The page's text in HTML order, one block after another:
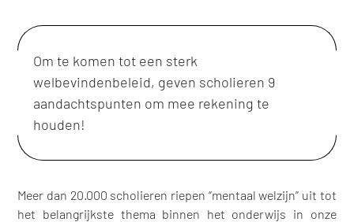
Om te komen tot een sterk
welbevindenbeleid, geven scholieren 9
aandachtspunten om mee rekening te
houden!
Meer dan 20.000 scholieren riepen “mentaal welzijn” uit tot
het belangrijkste thema binnen het onderwijs in onze